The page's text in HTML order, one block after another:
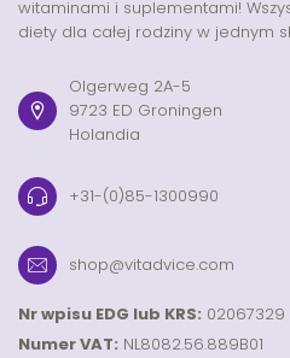
witaminami i suplementami!
diety dla całej rodziny w jednym
Olgerweg 2A-5
9723 ED Groningen
Holandia
+31-(0)85-1300990
shop@vitadvice.com
Nr wpisu EDG lub KRS: 02067329
Numer VAT: NL8082.56.889B01